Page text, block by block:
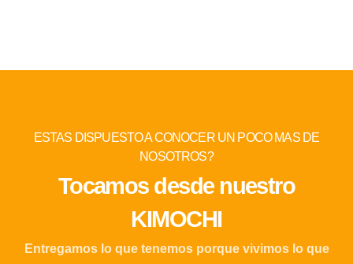
ESTAS DISPUESTO A CONOCER UN POCO MAS DE
NOSOTROS?
Tocamos desde nuestro
KIMOCHI
Entregamos lo que tenemos porque vivimos lo que